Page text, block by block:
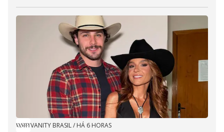
VANITY BRASIL/ HÁ 6 HORAS